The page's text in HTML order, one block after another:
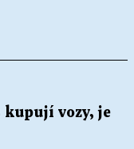
vozy, je